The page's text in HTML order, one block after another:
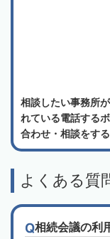
相談したい事務所
れている電話する
合わせ・相談をす
よくある質
相続会議の利